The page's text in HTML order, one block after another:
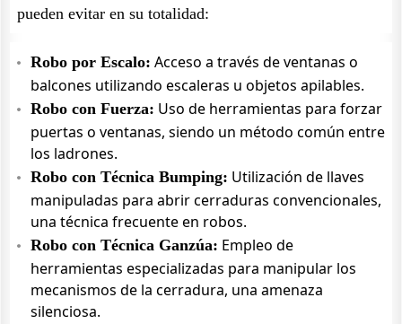
pueden evitar en su totalidad:
Robo por Escalo: Acceso a través de ventanas o
balcones utilizando escaleras u objetos apilables.
Robo con Fuerza: Uso de herramientas para forzar
puertas o ventanas, siendo un método común entre
los ladrones.
Robo con Técnica Bumping: Utilización de llaves
manipuladas para abrir cerraduras convencionales,
una técnica frecuente en robos.
Robo con Técnica Ganzúa: Empleo de
herramientas especializadas para manipular los
mecanismos de la cerradura, una amenaza
silenciosa.